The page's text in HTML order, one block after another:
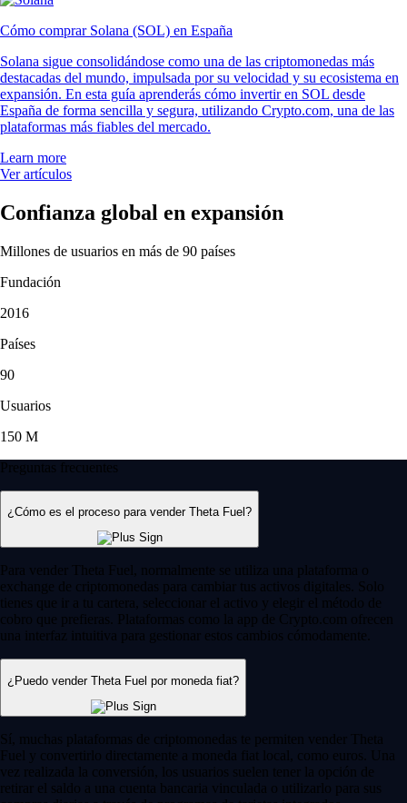
Cómo comprar Solana (SOL) en España
Solana sigue consolidándose como una de las criptomonedas más
destacadas del mundo, impulsada por su velocidad y su ecosistema en
expansión. En esta guía aprenderás cómo invertir en SOL desde
España de forma sencilla y segura, utilizando Crypto.com, una de las
plataformas más fiables del mercado.
Learn more
Ver artículos
Confianza global en expansión
Millones de usuarios en más de 90 países
Fundación
2016
Países
90
Usuarios
150 M
Preguntas frecuentes
¿Cómo es el proceso para vender Theta Fuel?
Para vender Theta Fuel, normalmente se utiliza una plataforma o
exchange de criptomonedas para cambiar tus activos digitales. Solo
tienes que ir a tu cartera, seleccionar el activo y elegir el método de
cobro que prefieras. Plataformas como la app de Crypto.com ofrecen
una interfaz intuitiva para gestionar estos cambios cómodamente.
¿Puedo vender Theta Fuel por moneda fiat?
Sí, muchas plataformas de criptomonedas te permiten vender Theta
Fuel y convertirlo directamente a moneda fiat local, como euros. Una
vez realizada la conversión, los usuarios suelen tener la opción de
retirar el saldo a una cuenta bancaria vinculada o utilizarlo para sus